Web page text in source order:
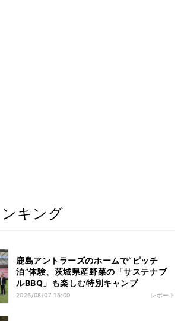
キング
鹿島アントラーズのホームで“ピッチ
泊”体験、茨城県産野菜の「サステナブ
ルBBQ」も楽しむ特別キャンプ
2026/08/07 15:00 レポート